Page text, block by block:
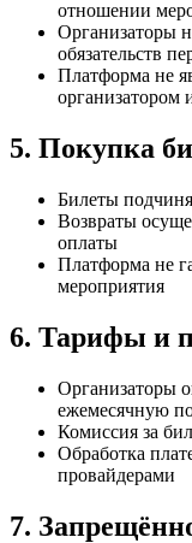
отношении
Организаторы
обязательств
Платформа не
организатором
5. Покупка
Билеты
Возвраты
оплаты
Платформа не
мероприятия
6. Тарифы и
Организаторы
ежемесячную
Комиссия за
Обработка
провайдерами
7.